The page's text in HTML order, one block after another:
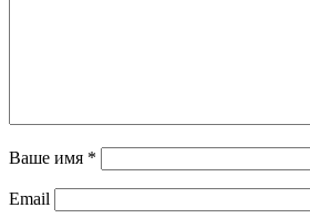
Ваше имя *
Email